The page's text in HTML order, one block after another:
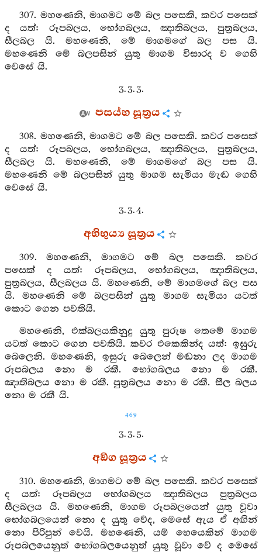
307. මහණෙනි, මාගමට මේ බල පසෙකි, කවර පසෙක්
ද යත්: රූපබලය, භෝගබලය, ඤාතිබලය, පුත්‍රබලය,
සීලබල යි. මහණෙනි, මේ මාගමගේ බල පස යි.
මහණෙනි මේ බලපසින් යුතු මාගම විසාරද ව ගෙහි
වෙසේ යි.
3. 3. 3.
පසය්හ සූත්‍රය
308. මහණෙනි, මාගමට මේ බල පසෙකි. කවර පසෙක්
ද යත්: රූපබලය, භෝගබලය, ඤාතිබලය, පුත්‍රබලය,
සීලබල යි. මහණෙනි, මේ මාගමගේ බල පස යි.
මහණෙනි මේ බලපසින් යුතු මාගම සැමියා මැඬ ගෙහි
වෙසේ යි.
3. 3. 4.
අභිභුය්‍ය සූත්‍රය
309. මහණෙනි, මාගමට මේ බල පසෙකි. කවර
පසෙක් ද යත්: රූපබලය, භෝගබලය, ඤාතිබලය,
පුත්‍රබලය, සීලබලය යි. මහණෙනි, මේ මාගමගේ බල පස
යි. මහණෙනි මේ බලපසින් යුතු මාගම සැමියා යටත්
කොට ගෙන පවතියි.
මහණෙනි, එක්බලයකිනුදු යුතු පුරුෂ තෙමේ මාගම
යටත් කොට ගෙන පවතියි. කවර එකෙකින්ද යත්: ඉසුරු
බෙලෙනි. මහණෙනි, ඉසුරු බෙලෙන් මඬනා ලද මාගම
රූපබලය නො ම රකී. භෝගබලය නො ම රකී.
ඤාතිබලය නො ම රකී. පුත්‍රබලය නො ම රකී. සීල බලය
නො ම රකී යි.
469
3. 3. 5.
අඞ්ග සූත්‍රය
310. මහණෙනි, මාගමට මේ බල පසෙකි. කවර පසෙක්
ද යත්: රූපබලය භෝගබලය ඤාතිබලය පුත්‍රබලය
සීලබලය යි. මහණෙනි, මාගම රූපබලයෙන් යුතු වූවා
භෝගබලයෙන් නො ද යුතු වේද, මෙසේ ඇය ඒ අඟින්
නො පිරිපුන් වෙයි. මහණෙනි, යම් හෙයෙකින් මාගම
රූපබලයෙනුත් භෝගබලයෙනුත් යුතු වූවා වේ ද මෙසේ